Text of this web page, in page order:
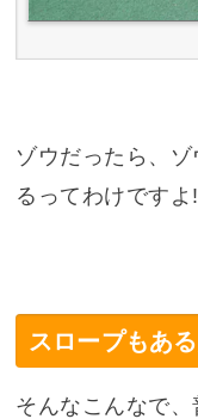
ゾウだったら、
るってわけです
スロープもあ
そんなこんなで